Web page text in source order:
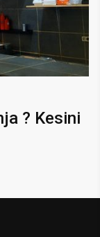
? Kesini